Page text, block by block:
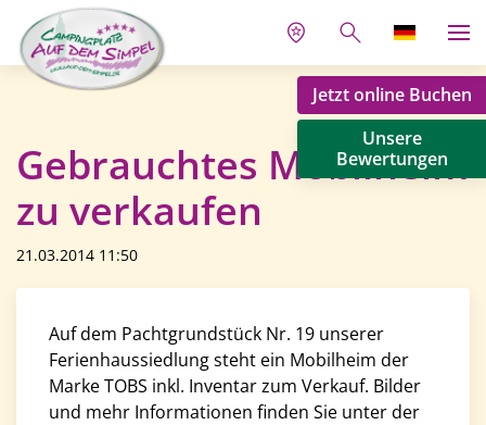
Jetzt online Buchen
Unsere
Bewertungen
Gebrauchtes Mobilheim
zu verkaufen
21.03.2014 11:50
Auf dem Pachtgrundstück Nr. 19 unserer
Ferienhaussiedlung steht ein Mobilheim der
Marke TOBS inkl. Inventar zum Verkauf. Bilder
und mehr Informationen finden Sie unter der